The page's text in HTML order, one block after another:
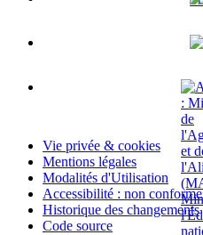
Vie privée & cookies
Mentions légales
Modalités d'Utilisation
Accessibilité : non conforme
Historique des changements
Code source